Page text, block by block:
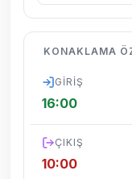
dönemsel
KONAKLAMA
GIRIŞ
16:00
ÇIKIŞ
10:00